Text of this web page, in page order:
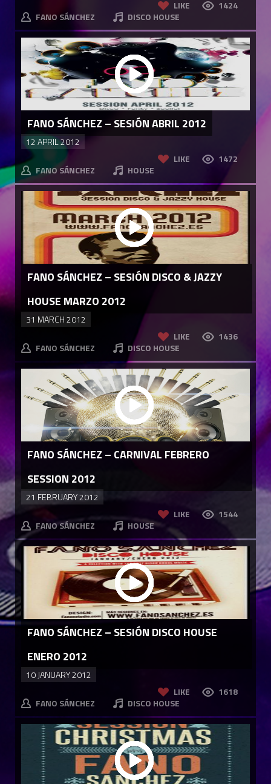
LIKE
1424
FANO SÁNCHEZ
DISCO HOUSE
LIKE 1472
FANO SÁNCHEZ – SESIÓN ABRIL 2012
12 APRIL 2012
FANO SÁNCHEZ HOUSE
LIKE 1436
FANO SÁNCHEZ – SESIÓN DISCO & JAZZY
HOUSE MARZO 2012
31 MARCH 2012
FANO SÁNCHEZ DISCO HOUSE
LIKE 1544
FANO SÁNCHEZ – CARNIVAL FEBRERO
SESSION 2012
21 FEBRUARY 2012
FANO SÁNCHEZ HOUSE
LIKE 1618
FANO SÁNCHEZ – SESIÓN DISCO HOUSE
ENERO 2012
10 JANUARY 2012
FANO SÁNCHEZ DISCO HOUSE